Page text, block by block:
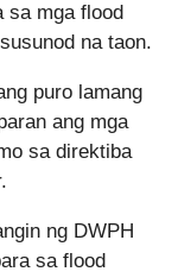
sa mga flood
na taon.
puro lamang
ang mga
sa direktiba
ng DWPH
sa flood